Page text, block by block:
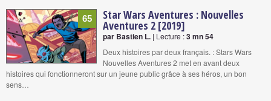
65 Star Wars Aventures : Nouvelles
Aventures 2 [2019]
par Bastien L. | Lecture :3 mn 54
Deux histoires par deux français. : Stars Wars
Nouvelles Aventures 2 met en avant deux
histoires qui fonctionneront sur un jeune public grâce à ses héros, un bon
sens…